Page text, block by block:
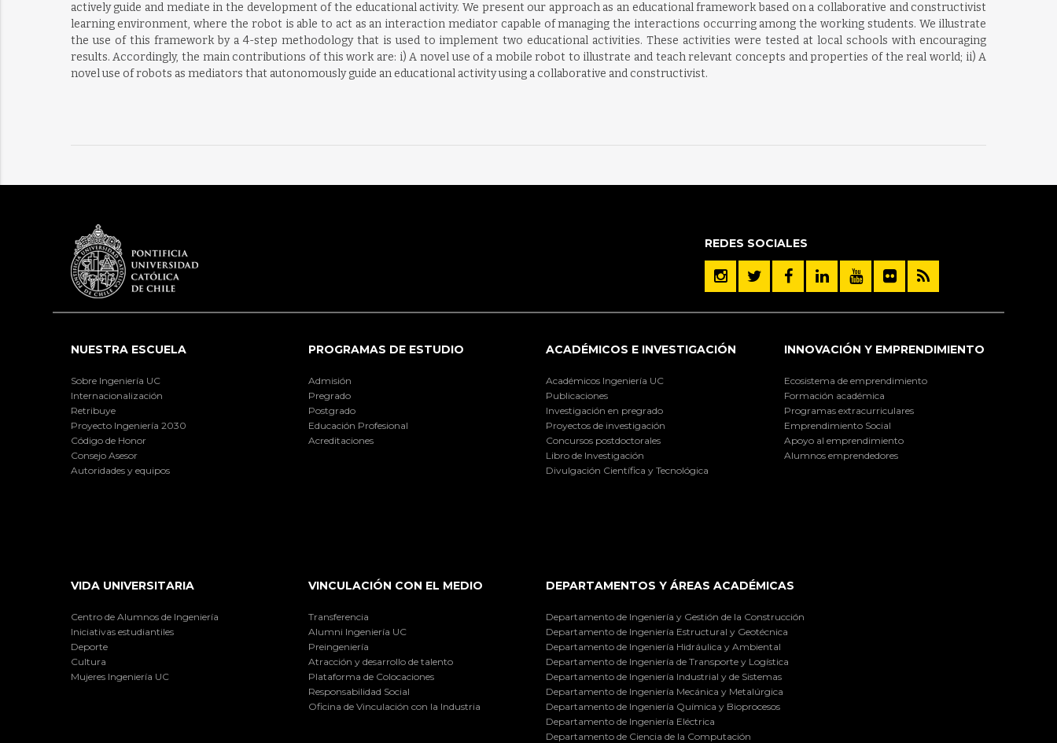
actively guide and mediate in the development of the educational activity. We present our approach as an educational framework based on a collaborative and constructivist
learning environment, where the robot is able to act as an interaction mediator capable of managing the interactions occurring among the working students. We illustrate
the use of this framework by a 4-step methodology that is used to implement two educational activities. These activities were tested at local schools with encouraging
results. Accordingly, the main contributions of this work are: i) A novel use of a mobile robot to illustrate and teach relevant concepts and properties of the real world; ii) A
novel use of robots as mediators that autonomously guide an educational activity using a collaborative and constructivist.
REDES SOCIALES
NUESTRA ESCUELA
Sobre Ingeniería UC
Internacionalización
Retribuye
Proyecto Ingeniería 2030
Código de Honor
Consejo Asesor
Autoridades y equipos
PROGRAMAS DE ESTUDIO
Admisión
Pregrado
Postgrado
Educación Profesional
Acreditaciones
ACADÉMICOS E INVESTIGACIÓN
Académicos Ingeniería UC
Publicaciones
Investigación en pregrado
Proyectos de investigación
Concursos postdoctorales
Libro de Investigación
Divulgación Científica y Tecnológica
INNOVACIÓN Y EMPRENDIMIENTO
Ecosistema de emprendimiento
Formación académica
Programas extracurriculares
Emprendimiento Social
Apoyo al emprendimiento
Alumnos emprendedores
VIDA UNIVERSITARIA
Centro de Alumnos de Ingeniería
Iniciativas estudiantiles
Deporte
Cultura
Mujeres Ingeniería UC
VINCULACIÓN CON EL MEDIO
Transferencia
Alumni Ingeniería UC
Preingeniería
Atracción y desarrollo de talento
Plataforma de Colocaciones
Responsabilidad Social
Oficina de Vinculación con la Industria
DEPARTAMENTOS Y ÁREAS ACADÉMICAS
Departamento de Ingeniería y Gestión de la Construcción
Departamento de Ingeniería Estructural y Geotécnica
Departamento de Ingeniería Hidráulica y Ambiental
Departamento de Ingeniería de Transporte y Logística
Departamento de Ingeniería Industrial y de Sistemas
Departamento de Ingeniería Mecánica y Metalúrgica
Departamento de Ingeniería Química y Bioprocesos
Departamento de Ingeniería Eléctrica
Departamento de Ciencia de la Computación